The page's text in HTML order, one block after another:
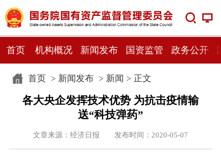
首页 机构概况 新闻发布 国资监管 政务公开
首页> 新闻发布> 新闻 > 正文
各大央企发挥技术优势 为抗击疫情输
送“科技弹药”
文章来源：经济日报 发布时间：2020-05-07